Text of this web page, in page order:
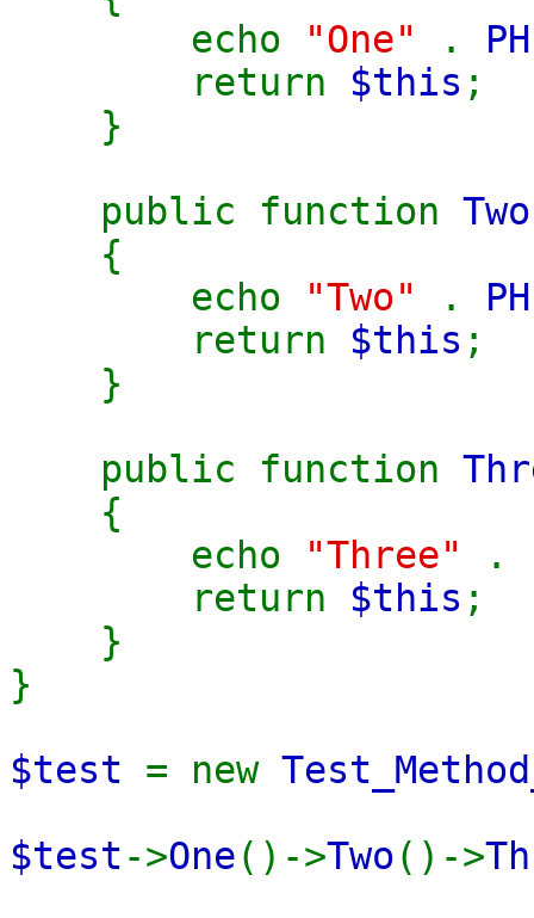
echo
"One" .
return $this ;
}
public function Two
{
echo
"Two" .
return $this ;
}
public function
{
echo
"Three" .
return $this ;
}
}
$test = new
$test->One()->Two()->